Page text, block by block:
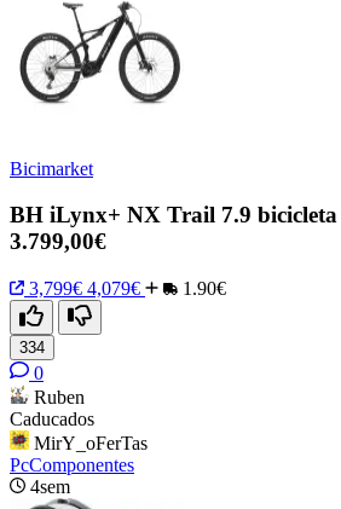
Bicimarket
BH iLynx+ NX Trail 7.9 bicicleta
3.799,00€
3,799€ 4,079€ 1.90€
334
0
Ruben
Caducados
MirY_oFerTas
PcComponentes
4sem